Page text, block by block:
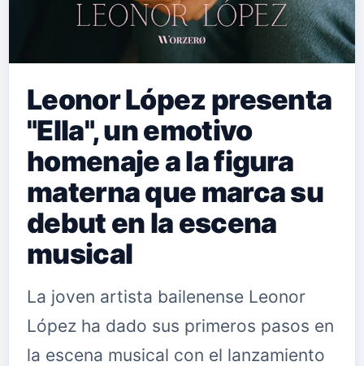
Leonor López presenta
"Ella", un emotivo
homenaje a la figura
materna que marca su
debut en la escena
musical
La joven artista bailenense Leonor
López ha dado sus primeros pasos en
la escena musical con el lanzamiento